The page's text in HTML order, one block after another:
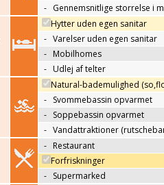
- Gennemsnitlige storrelse i
Hytter uden egen sanitar
- Varelser uden egen sanitar
- Mobilhomes
- Udlej af telter
Natural-bademulighed
- Svommebassin opvarmet
- Soppebassin opvarmet
- Vandattraktioner
- Restaurant
Forfriskninger
- Supermarked